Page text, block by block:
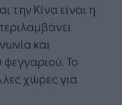
την Κίνα είναι η
και
Το
χώρες για